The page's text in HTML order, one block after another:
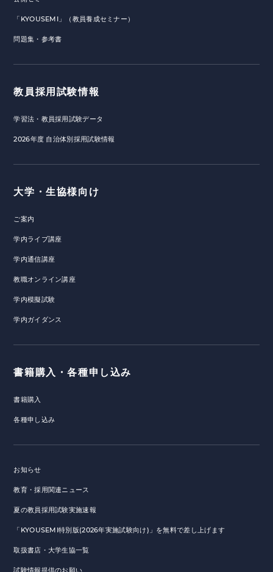
「KYOUSEMI」（教員養成セミナー）
問題集・参考書
教員採用試験情報
学習法・教員採用試験データ
2026年度 自治体別採用試験情報
大学・生協様向け
ご案内
学内ライブ講座
学内通信講座
教職オンライン講座
学内模擬試験
学内ガイダンス
書籍購入・各種申し込み
書籍購入
各種申し込み
お知らせ
教育・採用関連ニュース
夏の教員採用試験実施速報
「KYOUSEMI特別版(2026年実施試験向け)」を無料で差し上げます
取扱書店・大学生協一覧
試験情報提供のお願い